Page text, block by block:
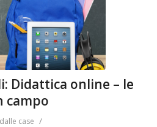
Didattica online – le
campo
case /